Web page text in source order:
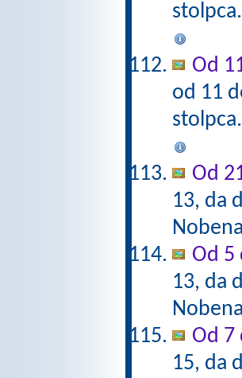
Od
od 11
Od
13, da
Od 5
13, da
Od 7
15, da